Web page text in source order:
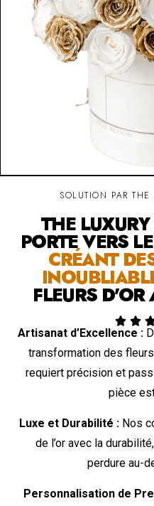
SOLUTION PAR
THE
PORTE VERS
CRÉANT
FLEURS D'OR
 
Artisanat d’Excellence :
transformation des
requiert précision et
pièce
Luxe et Durabilité : Nos
de l’or avec la
perdure au-
Personnalisation de